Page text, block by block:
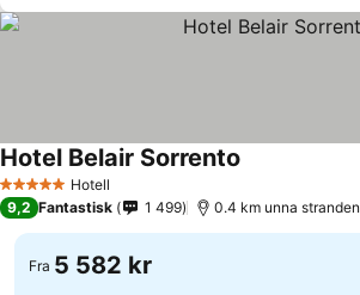
5 Stjerner Hotell
Hotel Belair Sorrento
9,2 Fantastisk 1 499 0.4 km unna stranden
Fra 5 582 kr